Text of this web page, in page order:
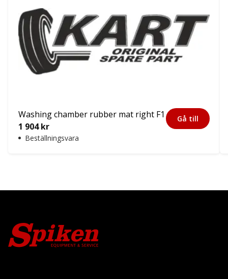
Washing chamber rubber mat right F1
1 904kr
Beställningsvara
Gå till